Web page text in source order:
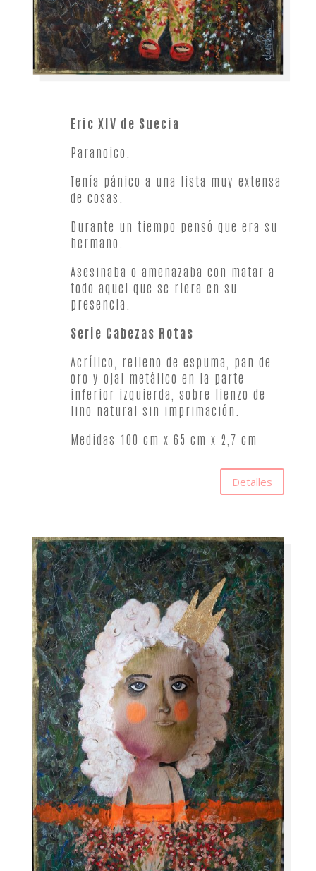
Eric XIV de Suecia
Paranoico.
Tenía pánico a una lista muy extensa
de cosas.
Durante un tiempo pensó que era su
hermano.
Asesinaba o amenazaba con matar a
todo aquel que se riera en su
presencia.
Serie Cabezas Rotas
Acrílico, relleno de espuma, pan de
oro y ojal metálico en la parte
inferior izquierda, sobre lienzo de
lino natural sin imprimación.
Medidas 100 cm x 65 cm x 2,7 cm
Detalles